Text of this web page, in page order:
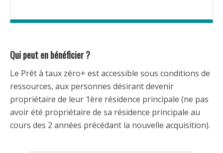
Qui peut en bénéficier ?
Le Prêt à taux zéro+ est accessible sous conditions de
ressources, aux personnes désirant devenir
propriétaire de leur 1ère résidence principale (ne pas
avoir été propriétaire de sa résidence principale au
cours des 2 années précédant la nouvelle acquisition).